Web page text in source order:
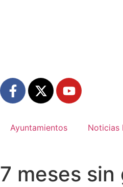
Ayuntamientos Noticias
7 meses sin